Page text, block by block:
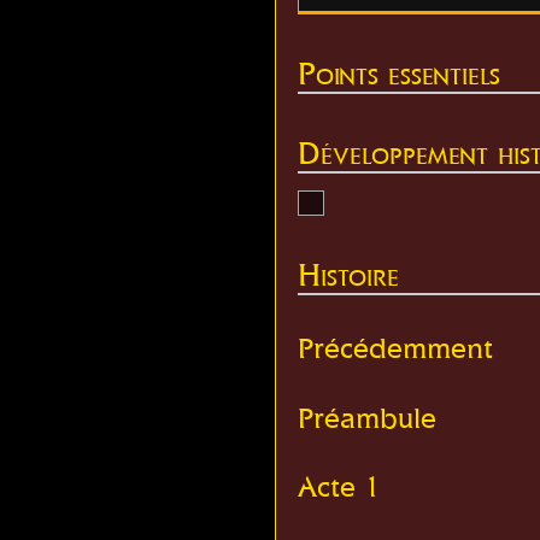
Points essentiels
Développement
Histoire
Précédemment
Préambule
Acte 1